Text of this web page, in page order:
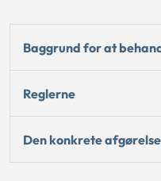
Baggrund for at
Reglerne
Den konkrete afgørelse